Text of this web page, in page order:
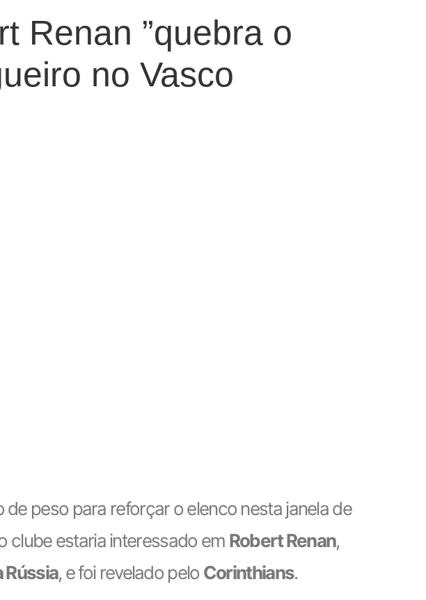
Renan ”quebra o
no Vasco
peso para reforçar o elenco nesta janela de
clube estaria interessado em Robert Renan,
Rússia, e foi revelado pelo Corinthians.